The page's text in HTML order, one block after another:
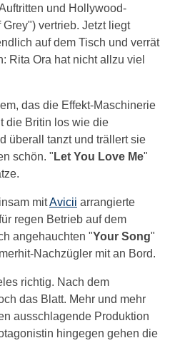
und Hollywood-
vertrieb. Jetzt liegt
auf dem Tisch und verrät
Rita Ora hat nicht allzu viel
das die Effekt-Maschinerie
die Britin los wie die
überall tanzt und trällert sie
schön. " Let You Love Me"
mitAvicii arrangierte
regen Betrieb auf dem
angehauchten "Your Song"
Nachzügler mit an Bord.
richtig. Nach dem
das Blatt. Mehr und mehr
ausschlagende Produktion
hingegen gehen die